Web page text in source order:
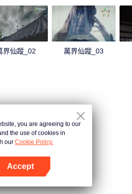
星雲的恩怨之中.....
界仙蹤_02 萬界仙蹤_03
年第二季
you are agreeing to our
the use of cookies in
our Cookie Policy.
Accept